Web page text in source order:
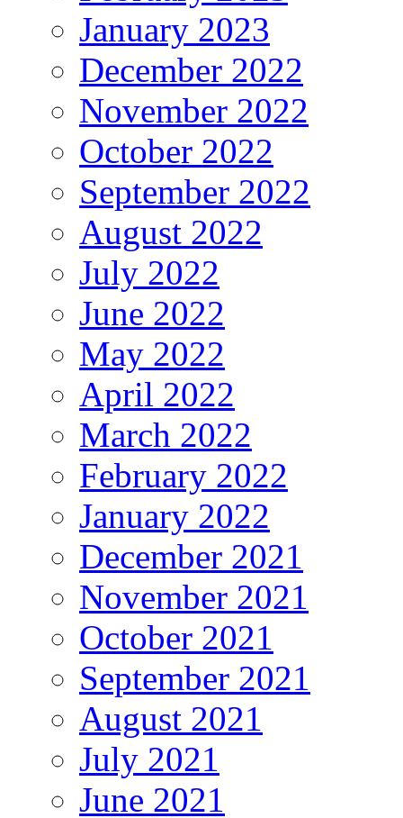
January 2023
December 2022
November 2022
October 2022
September 2022
August 2022
July 2022
June 2022
May 2022
April 2022
March 2022
February 2022
January 2022
December 2021
November 2021
October 2021
September 2021
August 2021
July 2021
June 2021